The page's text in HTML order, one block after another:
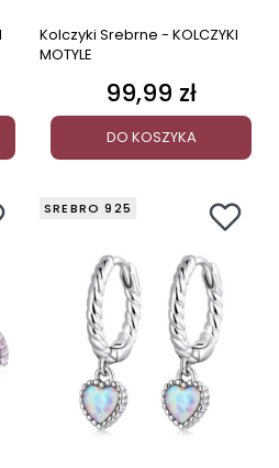
Kolczyki Srebrne - KOLCZYKI
MOTYLE
Cena
99,99 zł
DO KOSZYKA
SREBRO 925